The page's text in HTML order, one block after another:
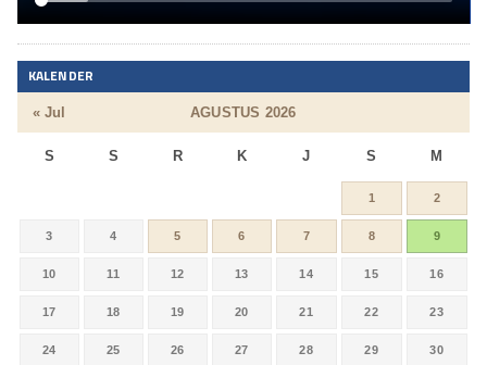
KALENDER
AGUSTUS 2026
S S R K J S M
« Jul
1 2
3 4 5 6 7 8 9
10 11 12 13 14 15 16
17 18 19 20 21 22 23
24 25 26 27 28 29 30